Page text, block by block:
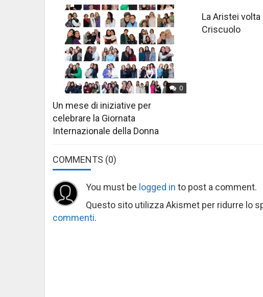
0
Un mese di iniziative per
celebrare la Giornata
Internazionale della Donna
La Aristei volta
Criscuolo
COMMENTS (0)
You must be logged in to post a comment.
Questo sito utilizza Akismet per ridurre lo
commenti.